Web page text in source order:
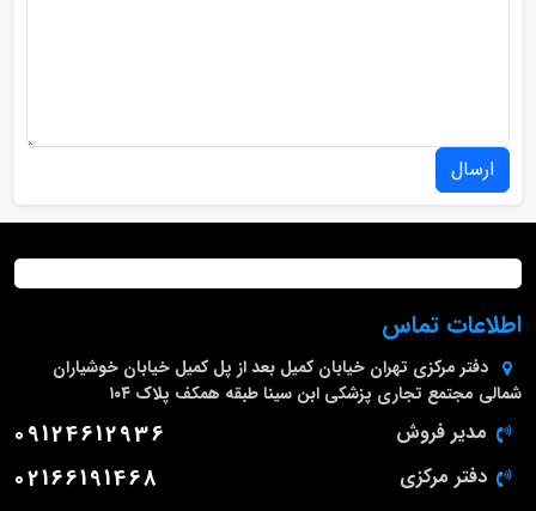
ارسال
اطلاعات تماس
دفتر مرکزی تهران خیابان کمیل بعد از پل کمیل خیابان خوشیاران
شمالی مجتمع تجاری پزشکی ابن سینا طبقه همکف پلاک ۱۰۴
مدیر فروش 09124612936
دفتر مرکزی 02166191468